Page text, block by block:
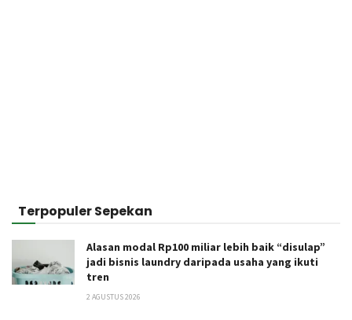
Terpopuler Sepekan
Alasan modal Rp100 miliar lebih baik “disulap”
jadi bisnis laundry daripada usaha yang ikuti
tren
2 AGUSTUS 2026